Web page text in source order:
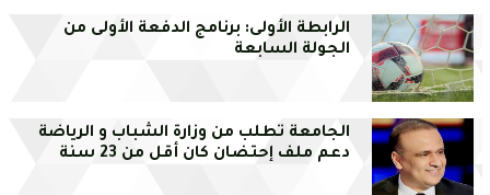
الرابطة الأولى: برنامج الدفعة الأولى من
الجولة السابعة
الجامعة تطلب من وزارة الشباب و الرياضة
دعم ملف إحتضان كان أقل من 23 سنة